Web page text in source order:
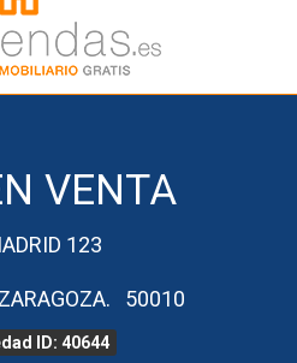
Zaragoza Zaragoza
VENTA
123
50010
ID: 40644